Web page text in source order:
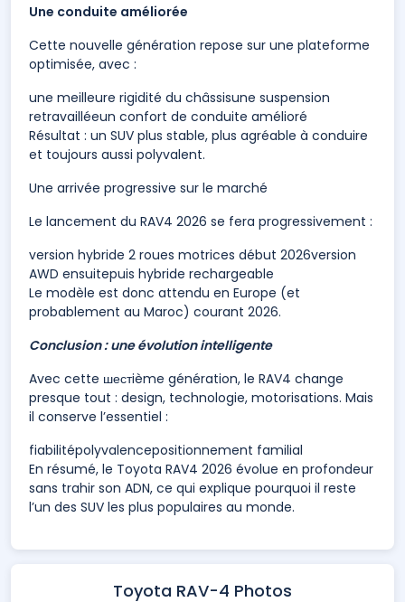
Une conduite améliorée
Cette nouvelle génération repose sur une plateforme
optimisée, avec :
une meilleure rigidité du châssisune suspension
retravailléeun confort de conduite amélioré
Résultat : un SUV plus stable, plus agréable à conduire
et toujours aussi polyvalent.
Une arrivée progressive sur le marché
Le lancement du RAV4 2026 se fera progressivement :
version hybride 2 roues motrices début 2026version
AWD ensuitepuis hybride rechargeable
Le modèle est donc attendu en Europe (et
probablement au Maroc) courant 2026.
Conclusion : une évolution intelligente
Avec cette шестième génération, le RAV4 change
presque tout : design, technologie, motorisations. Mais
il conserve l’essentiel :
fiabilitépolyvalencepositionnement familial
En résumé, le Toyota RAV4 2026 évolue en profondeur
sans trahir son ADN, ce qui explique pourquoi il reste
l’un des SUV les plus populaires au monde.
Toyota RAV-4 Photos